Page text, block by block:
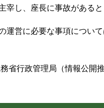
し、座長に事故がある
営に必要な事項につい
省行政管理局（情報公開